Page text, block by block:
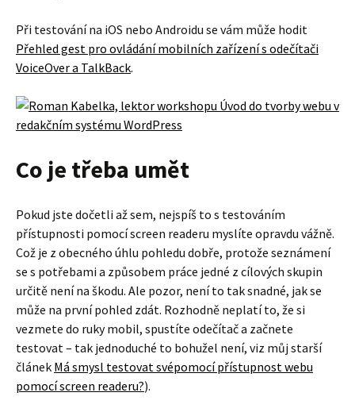
Při testování na iOS nebo Androidu se vám může hodit
Přehled gest pro ovládání mobilních zařízení s odečítači
VoiceOver a TalkBack.
Co je třeba umět
Pokud jste dočetli až sem, nejspíš to s testováním
přístupnosti pomocí screen readeru myslíte opravdu vážně.
Což je z obecného úhlu pohledu dobře, protože seznámení
se s potřebami a způsobem práce jedné z cílových skupin
určitě není na škodu. Ale pozor, není to tak snadné, jak se
může na první pohled zdát. Rozhodně neplatí to, že si
vezmete do ruky mobil, spustíte odečítač a začnete
testovat – tak jednoduché to bohužel není, viz můj starší
článek Má smysl testovat svépomocí přístupnost webu
pomocí screen readeru?).